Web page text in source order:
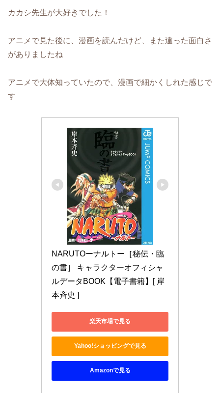
カカシ先生が大好きでした！
アニメで見た後に、漫画を読んだけど、また違った面白さ
がありましたね
アニメで大体知っていたので、漫画で細かくしれた感じで
す
NARUTOーナルトー［秘伝・臨
の書］ キャラクターオフィシャ
ルデータBOOK【電子書籍】[ 岸
本斉史 ]
楽天市場で見る
Yahoo!ショッピングで見る
Amazonで見る